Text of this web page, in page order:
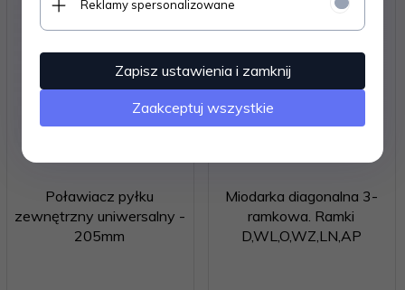
Poławiacz pyłku
zewnętrzny uniwersalny -
205mm
Miodarka diagonalna 3-
ramkowa. Ramki
D,WL,O,WZ,LN,AP
Reklamy spersonalizowane
Zapisz ustawienia i zamknij
Zaakceptuj wszystkie